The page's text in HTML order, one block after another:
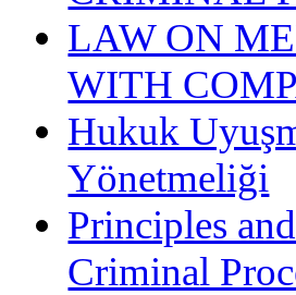
LAW ON
WITH
Hukuk
Yönetmeliği
Principles
Criminal